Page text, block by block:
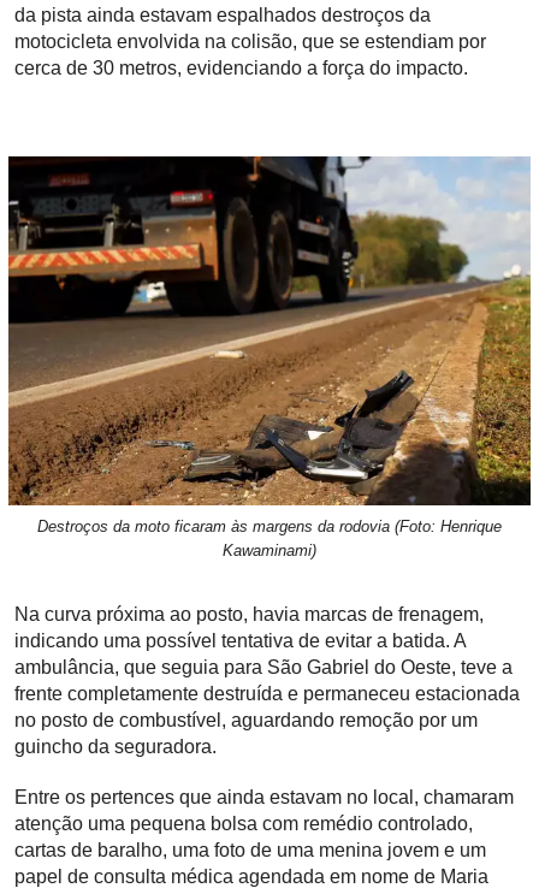
da pista ainda estavam espalhados destroços da
motocicleta envolvida na colisão, que se estendiam por
cerca de 30 metros, evidenciando a força do impacto.
Destroços da moto ficaram às margens da rodovia (Foto: Henrique
Kawaminami)
Na curva próxima ao posto, havia marcas de frenagem,
indicando uma possível tentativa de evitar a batida. A
ambulância, que seguia para São Gabriel do Oeste, teve a
frente completamente destruída e permaneceu estacionada
no posto de combustível, aguardando remoção por um
guincho da seguradora.
Entre os pertences que ainda estavam no local, chamaram
atenção uma pequena bolsa com remédio controlado,
cartas de baralho, uma foto de uma menina jovem e um
papel de consulta médica agendada em nome de Maria